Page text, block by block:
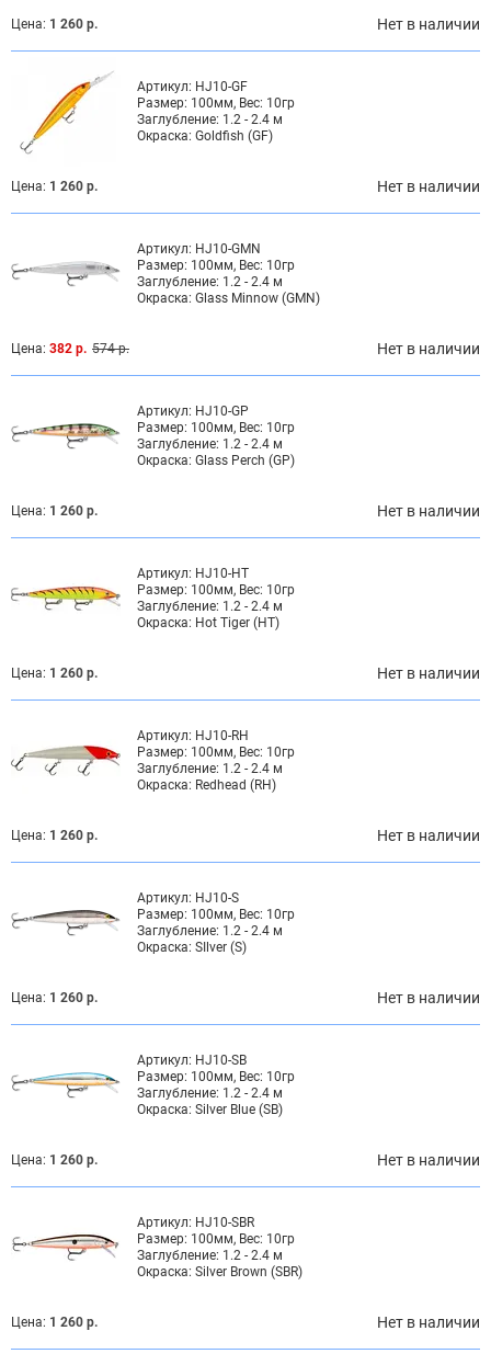
Цена: 1 260 р. Нет в наличии
Артикул: HJ10-GF
Размер: 100мм, Вес: 10гр
Заглубление: 1.2 - 2.4 м
Окраска: Goldfish (GF)
Цена: 1 260 р. Нет в наличии
Артикул: HJ10-GMN
Размер: 100мм, Вес: 10гр
Заглубление: 1.2 - 2.4 м
Окраска: Glass Minnow (GMN)
Цена: 382 р. 574 р. Нет в наличии
Артикул: HJ10-GP
Размер: 100мм, Вес: 10гр
Заглубление: 1.2 - 2.4 м
Окраска: Glass Perch (GP)
Цена: 1 260 р. Нет в наличии
Артикул: HJ10-HT
Размер: 100мм, Вес: 10гр
Заглубление: 1.2 - 2.4 м
Окраска: Hot Tiger (HT)
Цена: 1 260 р. Нет в наличии
Артикул: HJ10-RH
Размер: 100мм, Вес: 10гр
Заглубление: 1.2 - 2.4 м
Окраска: Redhead (RH)
Цена: 1 260 р. Нет в наличии
Артикул: HJ10-S
Размер: 100мм, Вес: 10гр
Заглубление: 1.2 - 2.4 м
Окраска: SIlver (S)
Цена: 1 260 р. Нет в наличии
Артикул: HJ10-SB
Размер: 100мм, Вес: 10гр
Заглубление: 1.2 - 2.4 м
Окраска: Silver Blue (SB)
Цена: 1 260 р. Нет в наличии
Артикул: HJ10-SBR
Размер: 100мм, Вес: 10гр
Заглубление: 1.2 - 2.4 м
Окраска: Silver Brown (SBR)
Цена: 1 260 р. Нет в наличии